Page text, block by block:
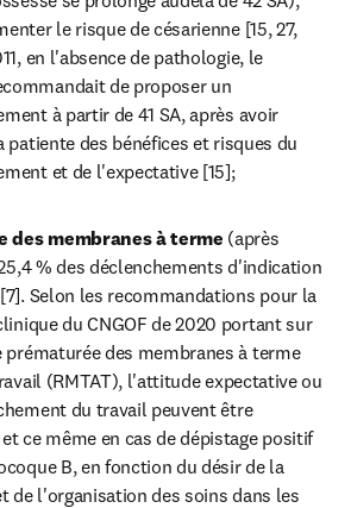
le risque de césarienne [15, 27,
en l'absence de pathologie, le
de proposer un
à partir de 41 SA, après avoir
patiente des bénéfices et risques du
et de l'expectative [15];
des membranes à terme (après
: 25,4 % des déclenchements d'indication
Selon les recommandations pour la
du CNGOF de 2020 portant sur
des membranes à terme
(RMTAT), l'attitude expectative ou
du travail peuvent être
ce même en cas de dépistage positif
B, en fonction du désir de la
de l'organisation des soins dans les